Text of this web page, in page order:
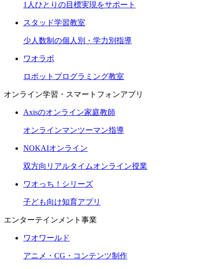
1人ひとりの目標実現をサポート
スタッド学習教室
少人数制の個人別・学力別指導
ワオラボ
ロボットプログラミング教室
オンライン学習・スマートフォンアプリ
Axisのオンライン家庭教師
オンラインマンツーマン指導
NOKAIオンライン
双方向リアルタイムオンライン授業
ワオっち！シリーズ
子ども向け知育アプリ
エンターテインメント事業
ワオワールド
アニメ・CG・コンテンツ制作